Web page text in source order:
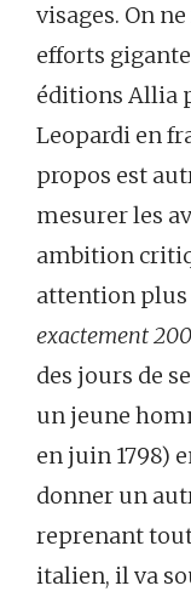
visages. On
efforts
éditions Allia
Leopardi en
propos est
mesurer les
ambition
attention plus
exactement
des jours de
un jeune
en juin 1798)
donner un
reprenant
italien, il va